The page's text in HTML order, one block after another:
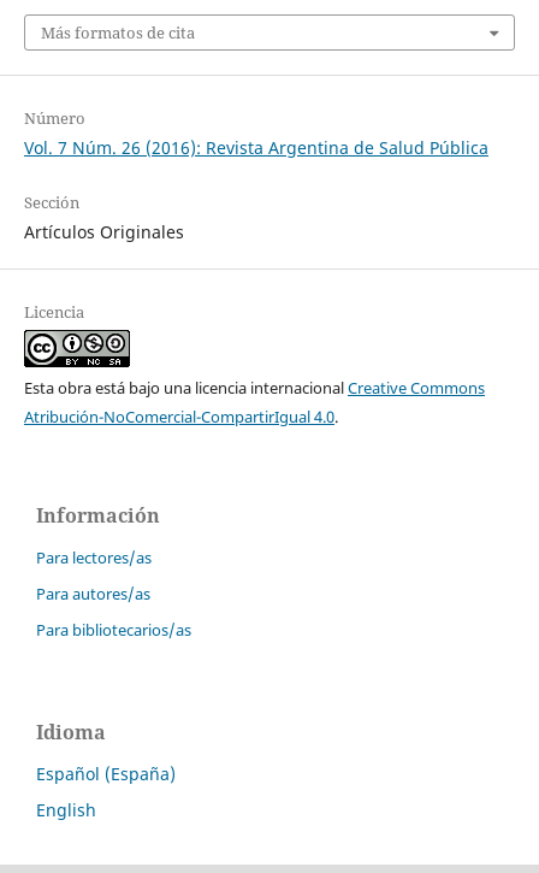
Más formatos de cita
Número
Vol. 7 Núm. 26 (2016): Revista Argentina de Salud Pública
Sección
Artículos Originales
Licencia
Esta obra está bajo una licencia internacionalCreative Commons
Atribución-NoComercial-CompartirIgual 4.0.
Información
Para lectores/as
Para autores/as
Para bibliotecarios/as
Idioma
Español (España)
English